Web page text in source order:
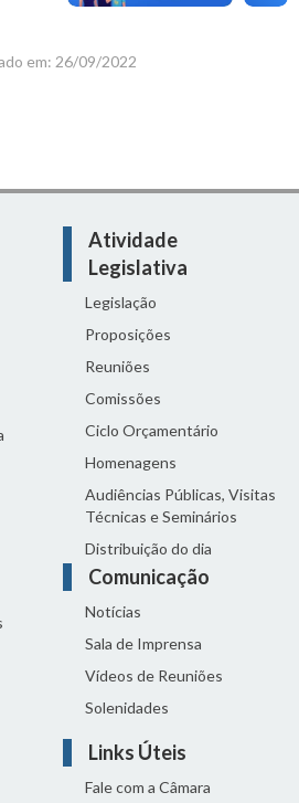
em: 26/09/2022
Atividade
Legislativa
Legislação
Proposições
Reuniões
Comissões
Ciclo Orçamentário
Homenagens
Audiências Públicas, Visitas
Técnicas e Seminários
Distribuição do dia
Comunicação
Notícias
Sala de Imprensa
Vídeos de Reuniões
Solenidades
Links Úteis
Fale com a Câmara